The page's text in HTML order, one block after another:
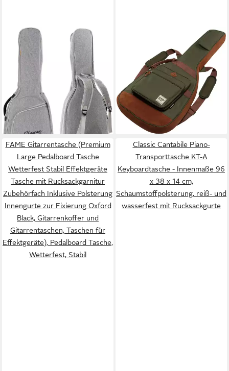
SHAMAN
Gitarrentasche KGB-103 GY
Premium-Line
Konzertgitarrentasche Grau,
Fixierung für
Instrumentenhals &
gepolsterte Rucksack-Gurte
29,80 €
lieferbar - in 3-4 Werktagen bei dir
Gitarrentasche
(Gitarrenkoffer und
Gitarrentaschen, E-Gitarren
Tasche), Powerpad Electric
IGB541 Gigbag Moss Green -
Tasche für E-Gitarren
50,40 €
lieferbar - in 3-4 Werktagen bei dir
FAME Gitarrentasche (Premium
Large Pedalboard Tasche
Wetterfest Stabil Effektgeräte
Tasche mit Rucksackgarnitur
Zubehörfach Inklusive Polsterung
Innengurte zur Fixierung Oxford
Black, Gitarrenkoffer und
Gitarrentaschen, Taschen für
Effektgeräte), Pedalboard Tasche,
Wetterfest, Stabil
Classic Cantabile Piano-
Transporttasche KT-A
Keyboardtasche - Innenmaße 96
x 38 x 14 cm,
Schaumstoffpolsterung, reiß- und
wasserfest mit Rucksackgurte